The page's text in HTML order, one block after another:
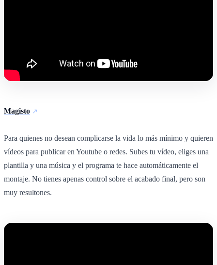
Magisto
Para quienes no desean complicarse la vida lo más mínimo y quieren
vídeos para publicar en Youtube o redes. Subes tu vídeo, eliges una
plantilla y una música y el programa te hace automáticamente el
montaje. No tienes apenas control sobre el acabado final, pero son
muy resultones.